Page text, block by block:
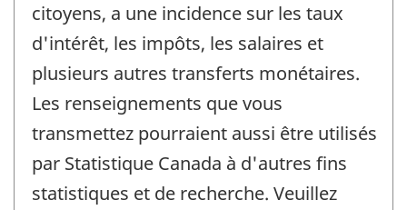
citoyens, a une incidence sur les taux
d'intérêt, les impôts, les salaires et
plusieurs autres transferts monétaires.
Les renseignements que vous
transmettez pourraient aussi être utilisés
par Statistique Canada à d'autres fins
statistiques et de recherche. Veuillez